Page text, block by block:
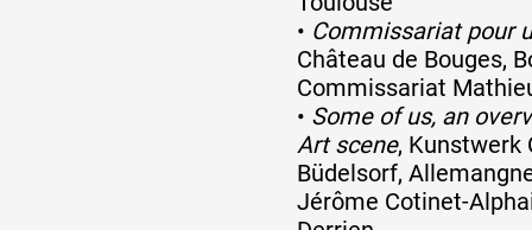
• Commissariat pour
Château de Bouges,
Commissariat
• Some of us, an
Art scene, Kunstwerk
Büdelsorf,
Jérôme Cotinet-